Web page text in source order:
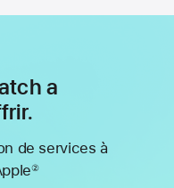
a
de services à
②